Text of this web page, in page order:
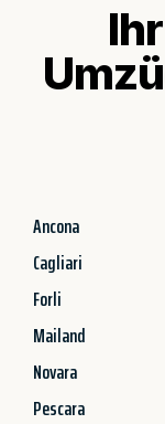
Ancona
Cagliari
Forli
Mailand
Novara
Pescara